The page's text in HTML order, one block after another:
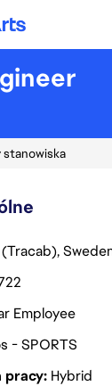
stanowiska
Employee
- SPORTS
pracy Hybrid